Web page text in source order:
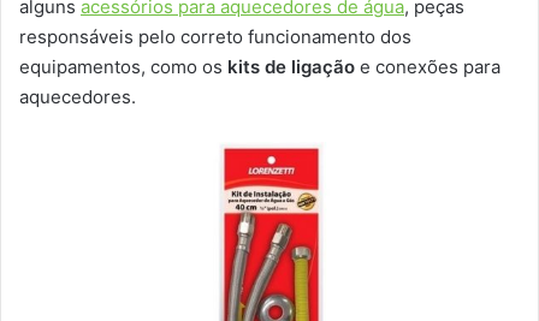
alguns acessórios para aquecedores de água, peças
responsáveis pelo correto funcionamento dos
equipamentos, como os kits de ligação e conexões para
aquecedores.